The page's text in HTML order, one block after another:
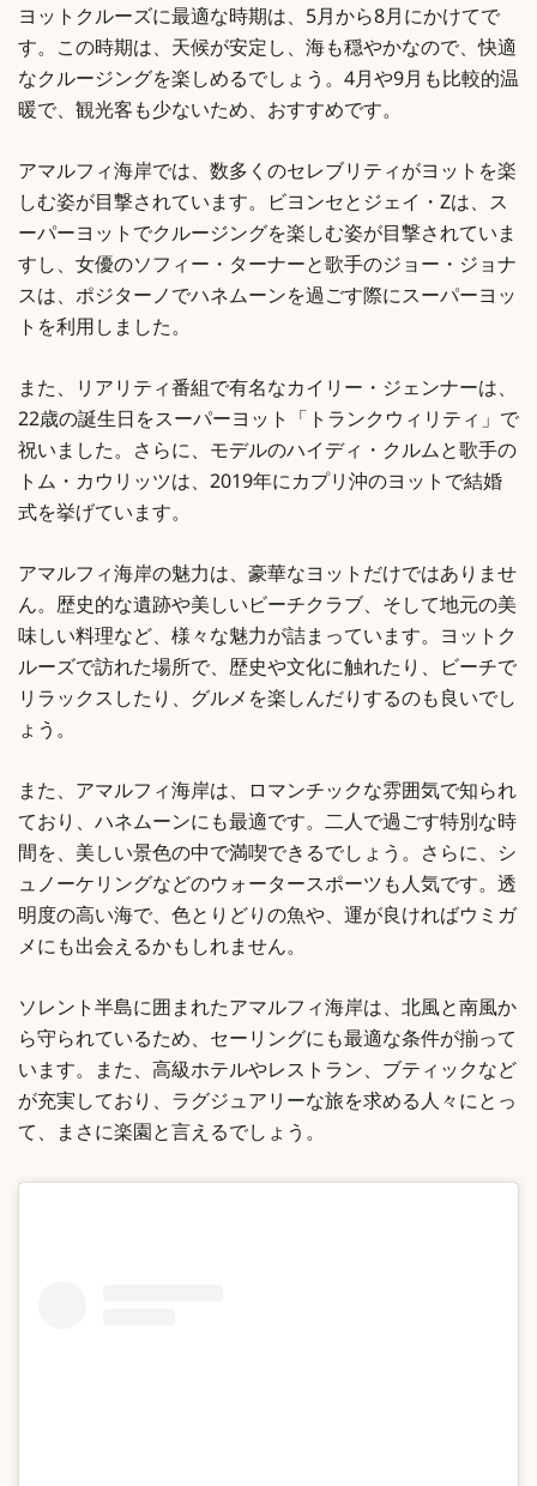
ヨットクルーズに最適な時期は、5月から8月にかけてで
す。この時期は、天候が安定し、海も穏やかなので、快適
なクルージングを楽しめるでしょう。4月や9月も比較的温
暖で、観光客も少ないため、おすすめです。
アマルフィ海岸では、数多くのセレブリティがヨットを楽
しむ姿が目撃されています。ビヨンセとジェイ・Zは、ス
ーパーヨットでクルージングを楽しむ姿が目撃されていま
すし、女優のソフィー・ターナーと歌手のジョー・ジョナ
スは、ポジターノでハネムーンを過ごす際にスーパーヨッ
トを利用しました。
また、リアリティ番組で有名なカイリー・ジェンナーは、
22歳の誕生日をスーパーヨット「トランクウィリティ」で
祝いました。さらに、モデルのハイディ・クルムと歌手の
トム・カウリッツは、2019年にカプリ沖のヨットで結婚
式を挙げています。
アマルフィ海岸の魅力は、豪華なヨットだけではありませ
ん。歴史的な遺跡や美しいビーチクラブ、そして地元の美
味しい料理など、様々な魅力が詰まっています。ヨットク
ルーズで訪れた場所で、歴史や文化に触れたり、ビーチで
リラックスしたり、グルメを楽しんだりするのも良いでし
ょう。
また、アマルフィ海岸は、ロマンチックな雰囲気で知られ
ており、ハネムーンにも最適です。二人で過ごす特別な時
間を、美しい景色の中で満喫できるでしょう。さらに、シ
ュノーケリングなどのウォータースポーツも人気です。透
明度の高い海で、色とりどりの魚や、運が良ければウミガ
メにも出会えるかもしれません。
ソレント半島に囲まれたアマルフィ海岸は、北風と南風か
ら守られているため、セーリングにも最適な条件が揃って
います。また、高級ホテルやレストラン、ブティックなど
が充実しており、ラグジュアリーな旅を求める人々にとっ
て、まさに楽園と言えるでしょう。